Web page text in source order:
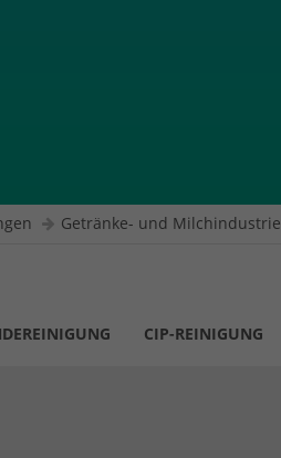
Getränke- und Milchindustrie
CIP-REINIGUNG